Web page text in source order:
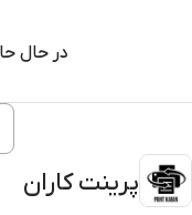
پرینت کاران